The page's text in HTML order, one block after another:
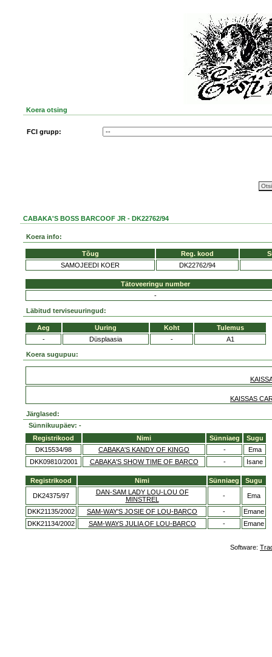
Koera otsing
FCI grupp:
CABAKA'S BOSS BARCOOF JR - DK22762/94
Koera info:
Tõug Reg. kood
SAMOJEEDI KOER
DK22762/94
Tätoveeringu number
-
Läbitud terviseuuringud:
Aeg Uuring Koht
Tulemus
-
Düsplaasia - A1
Koera sugupuu:
KAISSAS
Järglased:
Sünnikuupäev: -
Registrikood
Nimi Sünniaeg
Sugu
DK15534/98
CABAKA'S KANDY OF KINGO -
Ema
DKK09810/2001
CABAKA'S SHOW TIME OF BARCO - Isane
Registrikood Nimi Sünniaeg Sugu
DK24375/97
DAN-SAM LADY LOU-LOU OF
MINSTREL
- Ema
DKK21135/2002 SAM-WAY'S JOSIE OF LOU-BARCO -
Emane
DKK21134/2002
SAM-WAYS JULIA OF LOU-BARCO - Emane
Software: